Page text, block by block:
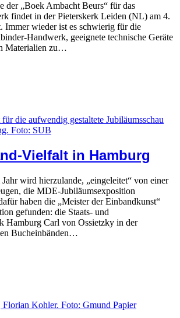
der „Boek Ambacht Beurs“ für das
findet in der Pieterskerk Leiden (NL) am 4.
Immer wieder ist es schwierig für die
Handwerk, geeignete technische Geräte
Materialien zu…
Vielfalt in Hamburg
wird hierzulande, „eingeleitet“ von einer
die MDE-Jubiläumsexposition
haben die „Meister der Einbandkunst“
gefunden: die Staats- und
Hamburg Carl von Ossietzky in der
Bucheinbänden…